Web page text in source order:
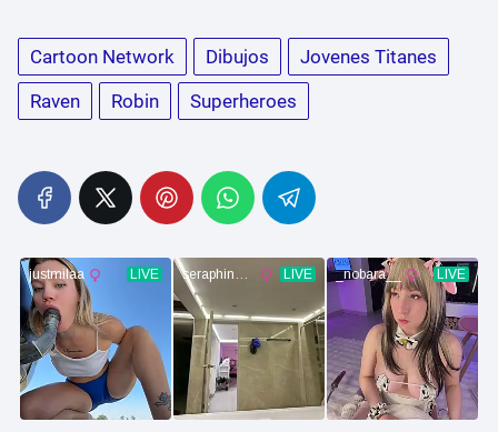
Cartoon Network Dibujos
Jovenes Titanes
Raven
Robin Superheroes